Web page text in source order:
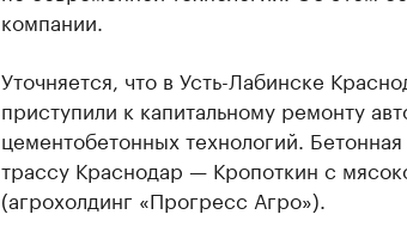
компании.
Уточняется, что в Усть-Лабинске
приступили к капитальному ремонту
цементобетонных технологий.
трассу Краснодар — Кропоткин с
(агрохолдинг «Прогресс Агро»).